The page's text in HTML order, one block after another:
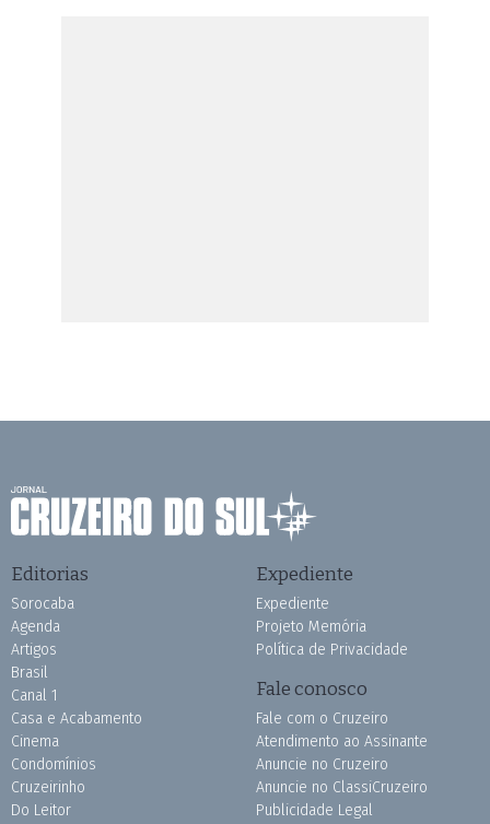
Editorias
Sorocaba
Agenda
Artigos
Brasil
Canal 1
Casa e Acabamento
Cinema
Condomínios
Cruzeirinho
Do Leitor
Expediente
Expediente
Projeto Memória
Política de Privacidade
Fale conosco
Fale com o Cruzeiro
Atendimento ao Assinante
Anuncie no Cruzeiro
Anuncie no ClassiCruzeiro
Publicidade Legal